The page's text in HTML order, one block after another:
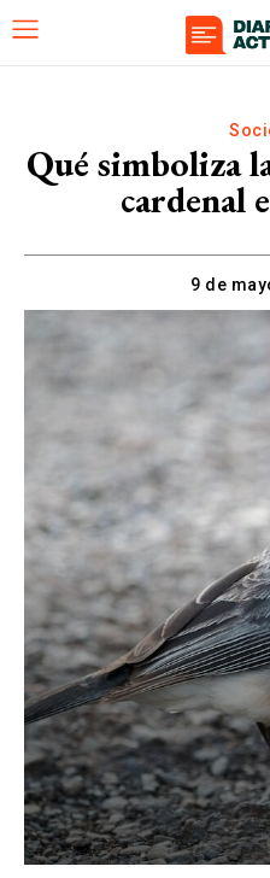
Qué simboliza
cardenal
9 de